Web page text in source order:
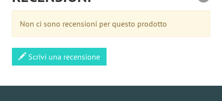
Non ci sono recensioni per questo prodotto
Scrivi una recensione